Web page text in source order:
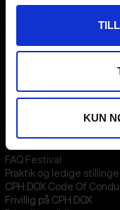
KUN
Flæsketorvet 60, 3s
Arkiv
FAQ Festival
Praktik og ledige
CPH:DOX Code Of
Frivillig på CPH:DOX